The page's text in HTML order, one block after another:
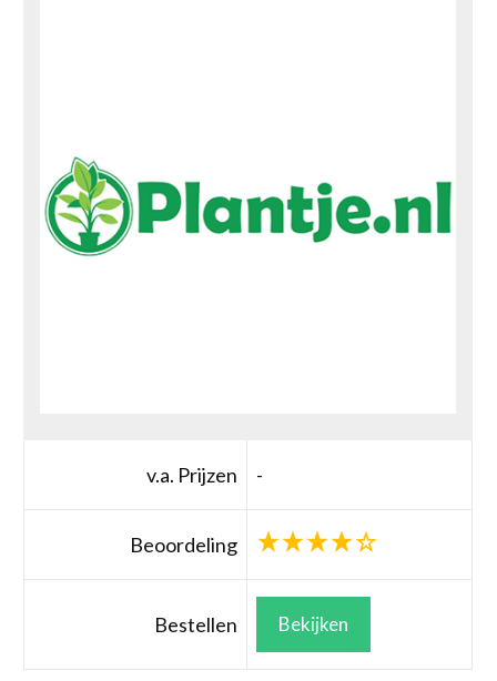
v.a. Prijzen -
Beoordeling
Bestellen Bekijken